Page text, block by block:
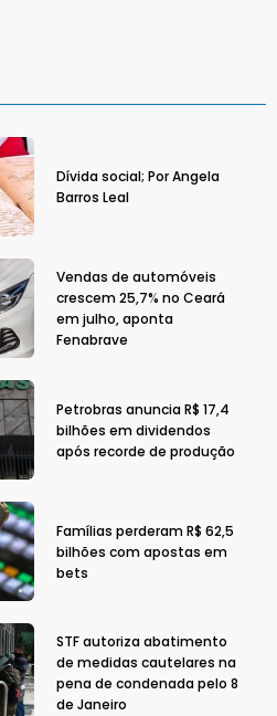
Dívida social; Por Angela
Barros Leal
Vendas de automóveis
crescem 25,7% no Ceará
em julho, aponta
Fenabrave
Petrobras anuncia R$ 17,4
bilhões em dividendos
após recorde de produção
Famílias perderam R$ 62,5
bilhões com apostas em
bets
STF autoriza abatimento
de medidas cautelares na
pena de condenada pelo 8
de Janeiro